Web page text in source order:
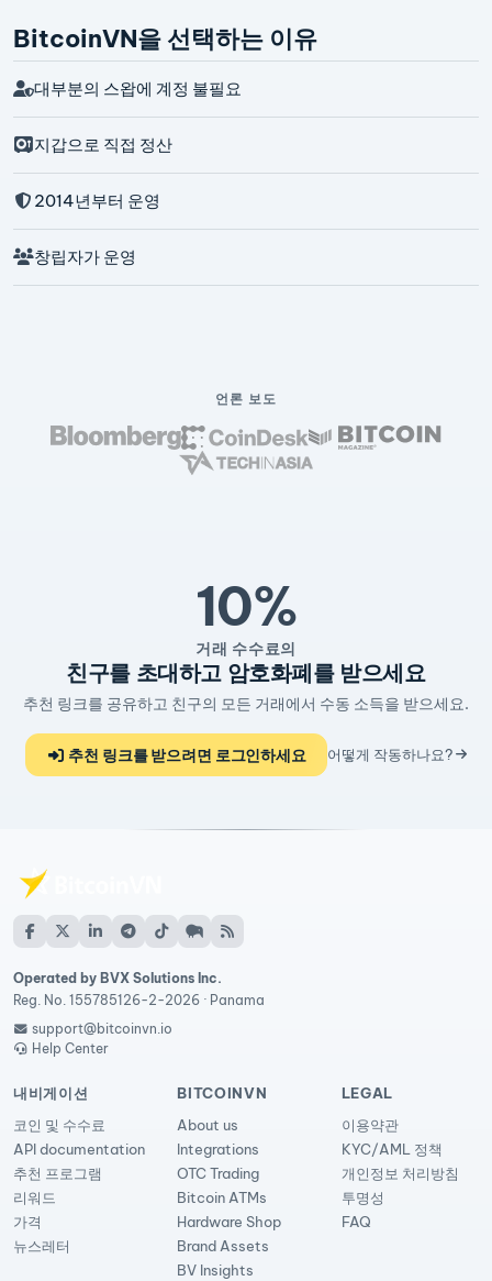
BitcoinVN을 선택하는 이유
대부분의 스왑에 계정 불필요
지갑으로 직접 정산
2014년부터 운영
창립자가 운영
언론 보도
10%
거래 수수료의
친구를 초대하고 암호화폐를 받으세요
추천 링크를 공유하고 친구의 모든 거래에서 수동 소득을 받으세요.
추천 링크를 받으려면 로그인하세요 어떻게 작동하나요?
Operated by BVX Solutions Inc.
Reg. No. 155785126-2-2026 · Panama
support@bitcoinvn.io
Help Center
내비게이션
코인 및 수수료
API documentation
추천 프로그램
리워드
가격
뉴스레터
BITCOINVN
About us
Integrations
OTC Trading
Bitcoin ATMs
Hardware Shop
Brand Assets
BV Insights
LEGAL
이용약관
KYC/AML 정책
개인정보 처리방침
투명성
FAQ